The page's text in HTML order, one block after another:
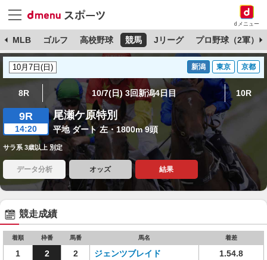
dメニュー
MLB ゴルフ 高校野球 競馬 Jリーグ プロ野球（2軍）
新潟 東京 京都
8R 10/7(日) 3回新潟4日目 10R
9R
14:20
尾瀬ケ原特別
平地 ダート 左・1800m 9頭
サラ系 3歳以上 別定
データ分析 オッズ 結果
競走成績
着順 枠番 馬番 馬名 着差
1 2 2 ジェンツブレイド
1.54.8